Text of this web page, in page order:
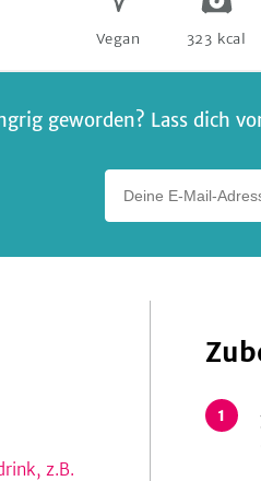
Vegan 323 kcal
geworden? Lass dich
z.B.
1